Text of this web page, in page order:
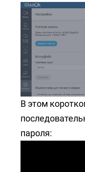
info@glazok.kz
В этом
пароля: